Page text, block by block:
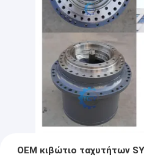
OEM κιβώτιο ταχυτήτων